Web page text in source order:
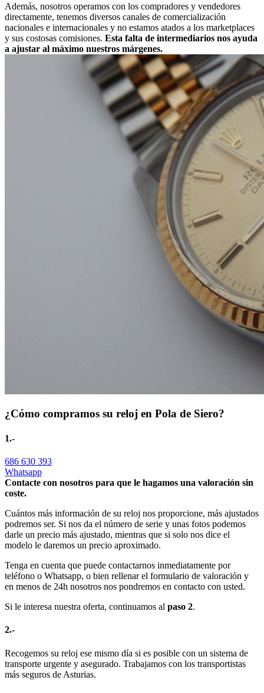
Además, nosotros operamos con los compradores y vendedores
directamente, tenemos diversos canales de comercialización
nacionales e internacionales y no estamos atados a los marketplaces
y sus costosas comisiones. Esta falta de intermediarios nos ayuda
a ajustar al máximo nuestros márgenes.
¿Cómo compramos su reloj en Pola de Siero?
1.-
686 630 393
Whatsapp
Contacte con nosotros para que le hagamos una valoración sin
coste.
Cuántos más información de su reloj nos proporcione, más ajustados
podremos ser. Si nos da el número de serie y unas fotos podemos
darle un precio más ajustado, mientras que si solo nos dice el
modelo le daremos un precio aproximado.
Tenga en cuenta que puede contactarnos inmediatamente por
teléfono o Whatsapp, o bien rellenar el formulario de valoración y
en menos de 24h nosotros nos pondremos en contacto con usted.
Si le interesa nuestra oferta, continuamos al paso 2.
2.-
Recogemos su reloj ese mismo día si es posible con un sistema de
transporte urgente y asegurado. Trabajamos con los transportistas
más seguros de Asturias.